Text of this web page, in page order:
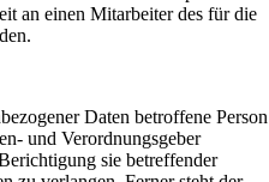
an einen Mitarbeiter des für die
Daten betroffene Person
und Verordnungsgeber
sie betreffender